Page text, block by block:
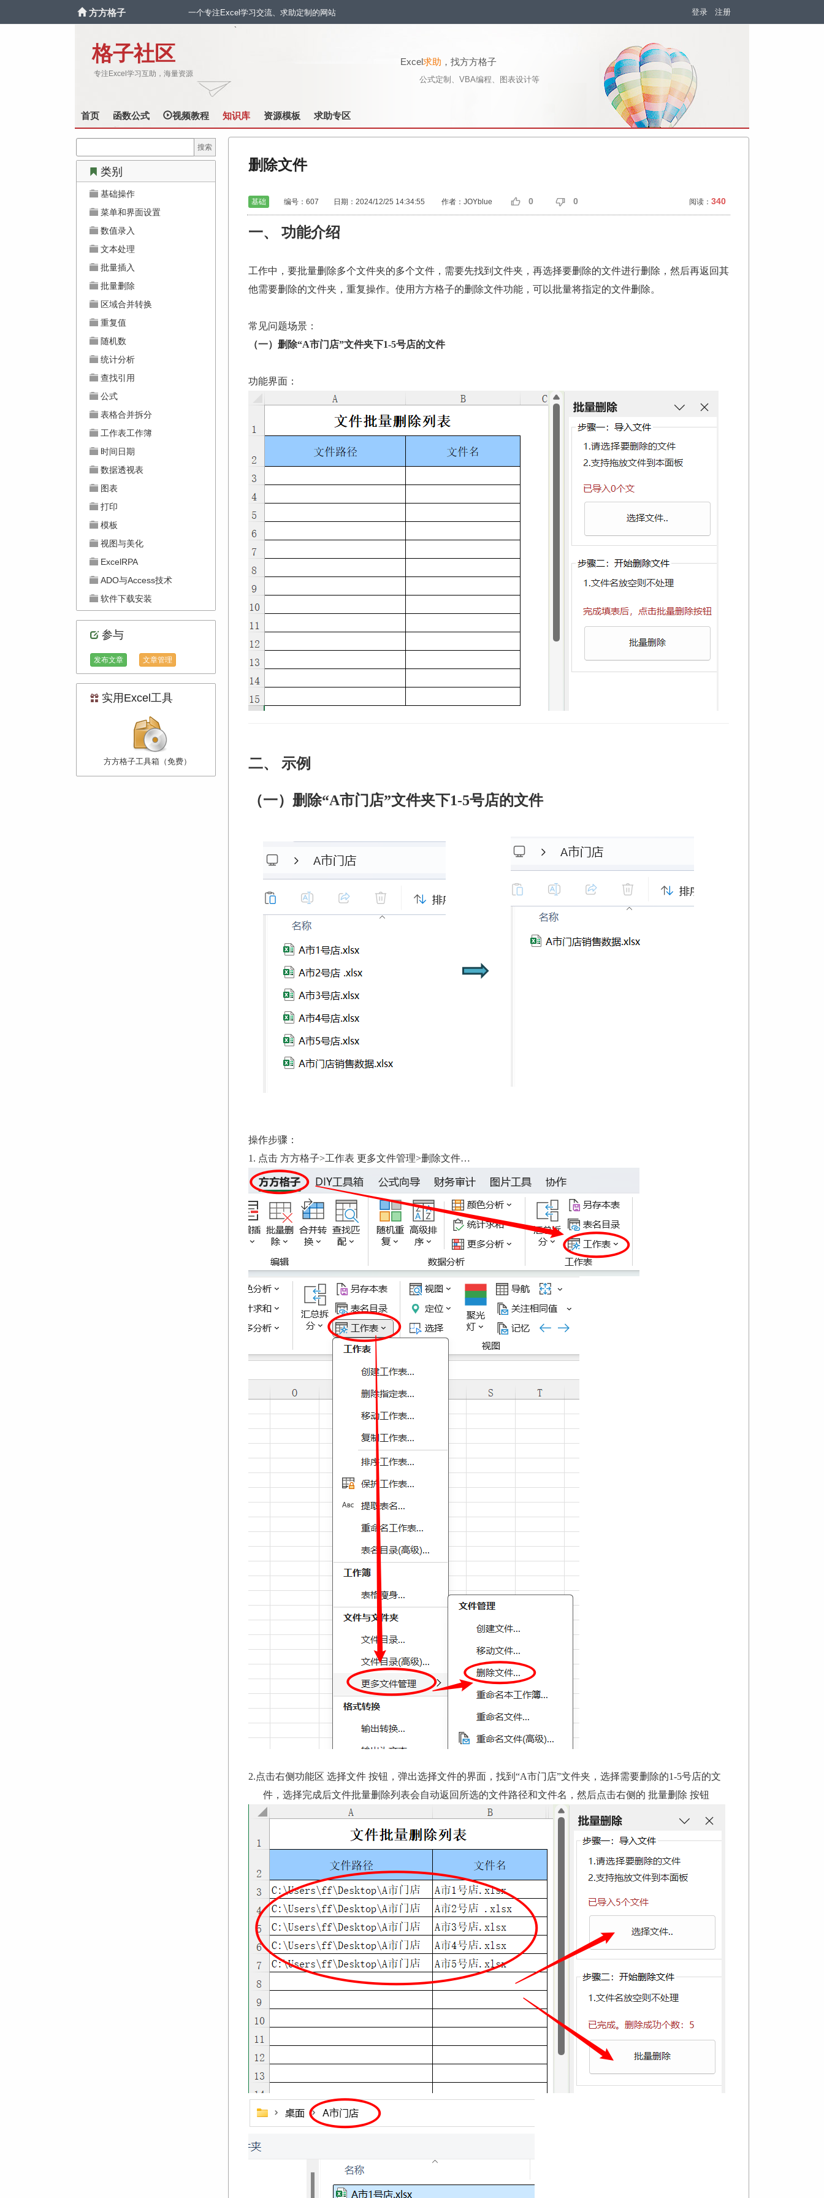
方方格子 一个专注Excel学习交流、求助定制的网站 登录 注册
格子社区
专注Excel学习互助，海量资源
Excel求助 ，找方方格子
公式定制、VBA编程、图表设计等
`
首页 函数公式 视频教程 知识库 资源模板 求助专区
类别
基础操作
菜单和界面设置
数值录入
文本处理
批量插入
批量删除
区域合并转换
重复值
随机数
统计分析
查找引用
公式
表格合并拆分
工作表工作簿
时间日期
数据透视表
图表
打印
模板
视图与美化
ExcelRPA
ADO与Access技术
软件下载安装
参与
发布文章 文章管理
实用Excel工具
方方格子工具箱（免费）
删除文件
基础 编号：607 日期：2024/12/25 14:34:55 作者：JOYblue 0 0 阅读： 340
一、 功能介绍
工作中，要批量删除多个文件夹的多个文件，需要先找到文件夹，再选择要删除的文件进行删除，然后再返回其
他需要删除的文件夹，重复操作。使用方方格子的删除文件功能，可以批量将指定的文件删除。
常见问题场景：
（一）删除“A市门店”文件夹下1-5号店的文件
功能界面：
二、 示例
（一） 删除“A市门店”文件夹下1-5号店的文件
操作步骤：
1. 点击 方方格子>工作表 更多文件管理>删除文件…
2.点击右侧功能区 选择文件 按钮，弹出选择文件的界面，找到“A市门店”文件夹，选择需要删除的1-5号店的文
件，选择完成后文件批量删除列表会自动返回所选的文件路径和文件名，然后点击右侧的 批量删除 按钮